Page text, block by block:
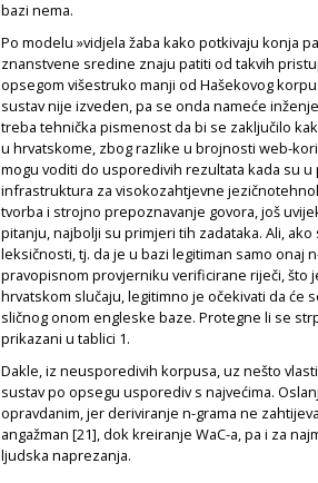
bazi nema.
Po modelu »vidjela žaba kako potkivaju konja
znanstvene sredine znaju patiti od takvih
opsegom višestruko manji od Hašekovog
sustav nije izveden, pa se onda nameće
treba tehnička pismenost da bi se zaključilo
u hrvatskome, zbog razlike u brojnosti web-
mogu voditi do usporedivih rezultata kada su
infrastruktura za visokozahtjevne
tvorba i strojno prepoznavanje govora , još
pitanju, najbolji su primjeri tih zadataka. Ali,
leksičnosti, tj. da je u bazi legitiman samo onaj n
pravopisnom provjerniku verificirane riječi, što
hrvatskom slučaju, legitimno je očekivati da će
sličnog onom engleske baze. Protegne li se
prikazani u tablici 1.
Dakle, iz neusporedivih korpusa, uz nešto
sustav po opsegu usporediv s najvećima.
opravdanim, jer deriviranje n-grama ne
angažman [21], dok kreiranje WaC-a, pa i za
ljudska naprezanja.